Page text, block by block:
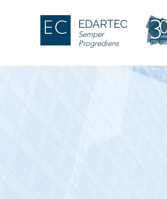
EDARTEC
Semper
Progrediens